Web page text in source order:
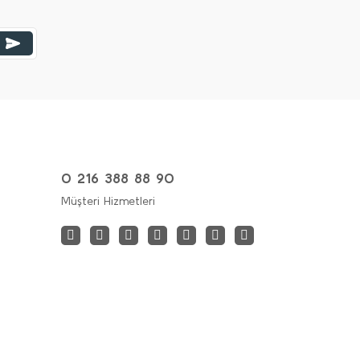
0 216 388 88 90
Müşteri Hizmetleri